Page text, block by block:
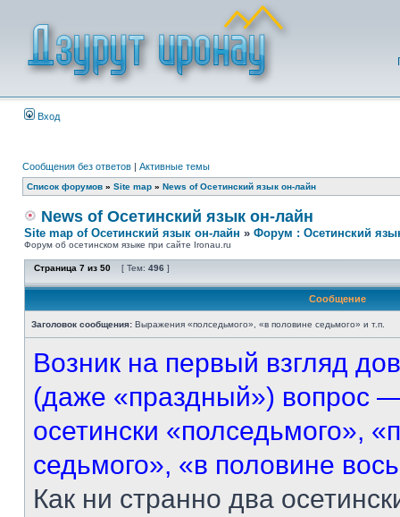
Вход
Сообщения без ответов | Активные темы
Список форумов » Site map » News of Осетинский язык он-лайн
News of Осетинский язык он-лайн
Site map of Осетинский язык он-лайн » Форум : Осетинский
Форум об осетинском языке при сайте Ironau.ru
Страница 7 из 50 [ Тем: 496 ]
Сообщение
Заголовок сообщения: Выражения «полседьмого», «в половине седьмого» и т.п.
Возник на первый взгляд
(даже «праздный») вопрос —
осетински «полседьмого»,
седьмого», «в половине
Как ни странно два